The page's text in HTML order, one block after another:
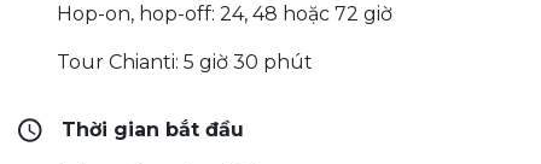
Hop-on, hop-off: 24, 48 hoặc 72 giờ
Tour Chianti: 5 giờ 30 phút
Thời gian bắt đầu